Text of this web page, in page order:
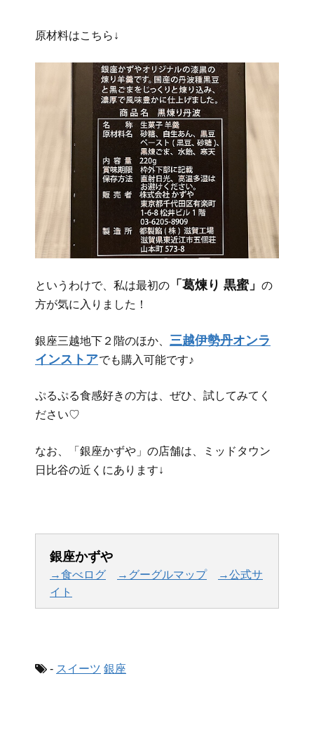
原材料はこちら↓
というわけで、私は最初の 「葛煉り 黒蜜」 の
方が気に入りました！
銀座三越地下２階のほか、 三越伊勢丹オンラ
インストアでも購入可能です♪
ぷるぷる食感好きの方は、ぜひ、試してみてく
ださい♡
なお、「銀座かずや」の店舗は、ミッドタウン
日比谷の近くにあります↓
銀座かずや
→食べログ →グーグルマップ
→公式サ
イト
- スイーツ 銀座